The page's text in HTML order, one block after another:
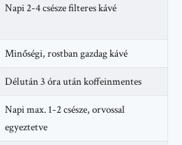
Napi 2-4 csésze filteres kávé
Minőségi, rostban gazdag kávé
Délután 3 óra után koffeinmentes
Napi max. 1-2 csésze, orvossal
egyeztetve